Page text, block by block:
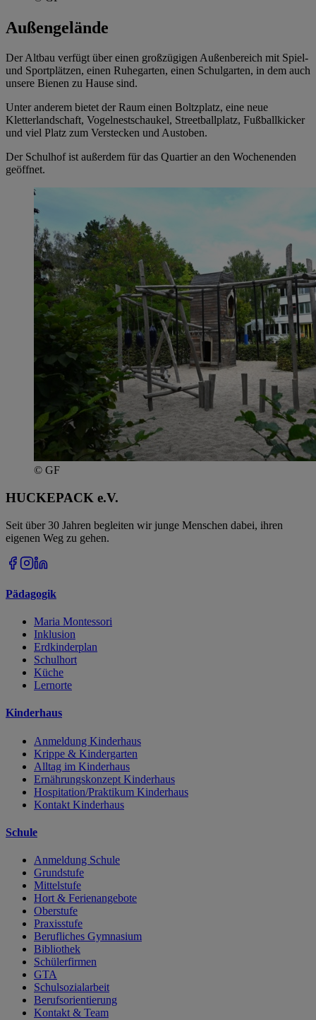
Außengelände
Der Altbau verfügt über einen großzügigen Außenbereich mit Spiel-
und Sportplätzen, einen Ruhegarten, einen Schulgarten, in dem auch
unsere Bienen zu Hause sind.
Unter anderem bietet der Raum einen Boltzplatz, eine neue
Kletterlandschaft, Vogelnestschaukel, Streetballplatz, Fußballkicker
und viel Platz zum Verstecken und Austoben.
Der Schulhof ist außerdem für das Quartier an den Wochenenden
geöffnet.
© GF
HUCKEPACK e.V.
Seit über 30 Jahren begleiten wir junge Menschen dabei, ihren
eigenen Weg zu gehen.
Pädagogik
Maria Montessori
Inklusion
Erdkinderplan
Schulhort
Küche
Lernorte
Kinderhaus
Anmeldung Kinderhaus
Krippe & Kindergarten
Alltag im Kinderhaus
Ernährungskonzept Kinderhaus
Hospitation/Praktikum Kinderhaus
Kontakt Kinderhaus
Schule
Anmeldung Schule
Grundstufe
Mittelstufe
Hort & Ferienangebote
Oberstufe
Praxisstufe
Berufliches Gymnasium
Bibliothek
Schülerfirmen
GTA
Schulsozialarbeit
Berufsorientierung
Kontakt & Team